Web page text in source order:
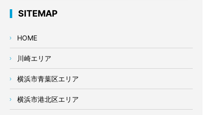
SITEMAP
HOME
川崎エリア
横浜市青葉区エリア
横浜市港北区エリア